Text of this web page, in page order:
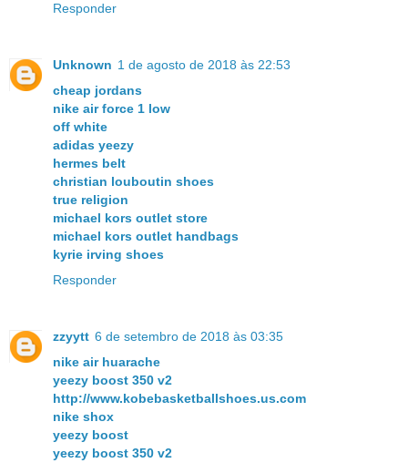
Responder
Unknown 1 de agosto de 2018 às 22:53
cheap jordans
nike air force 1 low
off white
adidas yeezy
hermes belt
christian louboutin shoes
true religion
michael kors outlet store
michael kors outlet handbags
kyrie irving shoes
Responder
zzyytt 6 de setembro de 2018 às 03:35
nike air huarache
yeezy boost 350 v2
http://www.kobebasketballshoes.us.com
nike shox
yeezy boost
yeezy boost 350 v2